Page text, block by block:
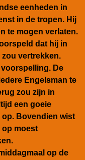
eenheden in
in de tropen. Hij
te mogen verlaten.
dat hij in
vertrekken.
voorspelling. De
Engelsman te
zou zijn in
een goeie
Bovendien wist
op moest
op de